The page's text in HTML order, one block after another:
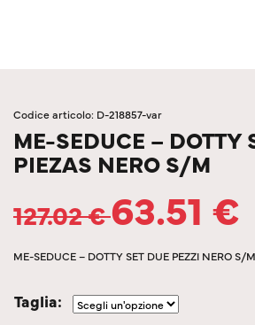
Codice articolo: D-218857-var
ME-SEDUCE – DOTTY
PIEZAS NERO S/M
127.02€63.51 €
ME-SEDUCE – DOTTY SET DUE PEZZI NERO S/M
Taglia